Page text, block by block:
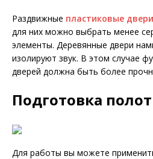
Раздвижные пластиковые двери
для них можно выбрать менее
элементы. Деревянные двери
изолируют звук. В этом случае
дверей должна быть более
Подготовка
Для работы вы можете